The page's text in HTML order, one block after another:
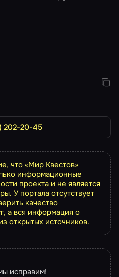
202-20-45
что «Мир Квестов»
информационные
проекта и не является
У портала отсутствует
качество
а вся информация о
открытых источников.
исправим!